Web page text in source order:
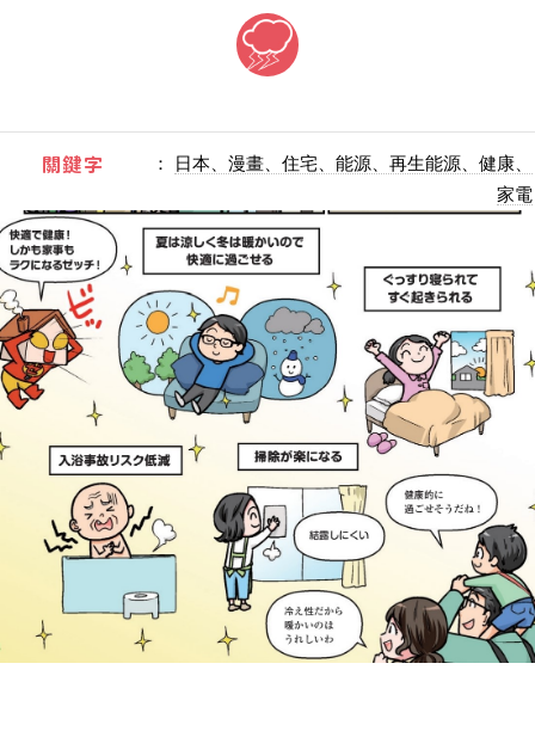
關鍵字 ：
日本、漫畫、住宅、能源、再生能源、健康、
家電